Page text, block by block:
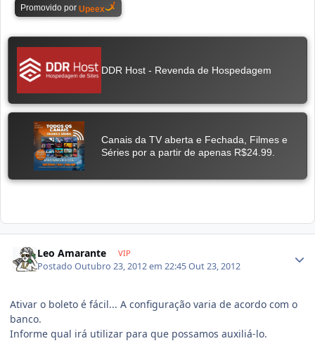
Leo Amarante VIP
PostadoOutubro 23, 2012 em 22:45Out 23, 2012
Ativar o boleto é fácil... A configuração varia de acordo com o
banco.
Informe qual irá utilizar para que possamos auxiliá-lo.